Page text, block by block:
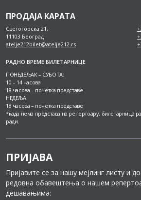
ПРОДАЈА КАРАТА
Светогорска 21,
11103 Београд
atelje212bilet@atelje212.rs
РАДНО ВРЕМЕ БИЛЕТАРНИЦЕ
ПОНЕДЕЉАК – СУБОТА:
10 – 14 часова
18 часова – почетка представе
НЕДЕЉА:
18 часова – почетка представе
*када нема представа на репертоару, билетарница
ради.
ПРИЈАВА
Пријавите се за нашу мејлинг листу и
редовна обавештења о нашем
дешавањима: